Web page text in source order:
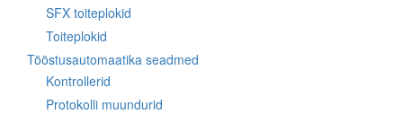
SFX toiteplokid
Toiteplokid
Tööstusautomaatika seadmed
Kontrollerid
Protokolli muundurid